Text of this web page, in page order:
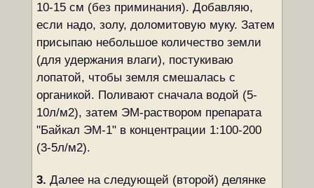
10-15 см (без приминания). Добавляю,
если надо, золу, доломитовую муку. Затем
присыпаю небольшое количество земли
(для удержания влаги), постукиваю
лопатой, чтобы земля смешалась с
органикой. Поливают сначала водой (5-
10л/м2), затем ЭМ-раствором препарата
"Байкал ЭМ-1" в концентрации 1:100-200
(3-5л/м2).
3. Далее на следующей (второй) делянке